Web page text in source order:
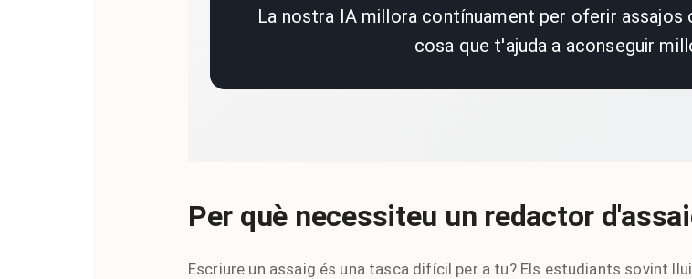
La nostra IA millora contínuament per oferir
cosa que t'ajuda a aconseguir
Per què necessiteu un redactor
Escriure un assaig és una tasca difícil per a tu? Els estudiants sovint